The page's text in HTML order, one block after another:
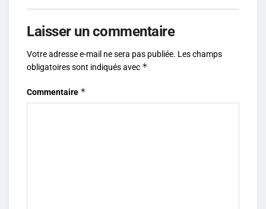
Laisser un commentaire
Votre adresse e-mail ne sera pas publiée. Les champs
obligatoires sont indiqués avec *
Commentaire *